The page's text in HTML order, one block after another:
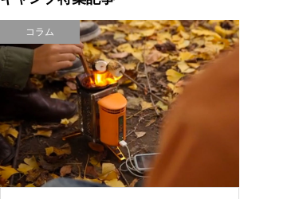
コラム